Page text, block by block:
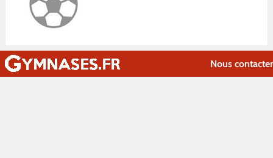
Nous contacter